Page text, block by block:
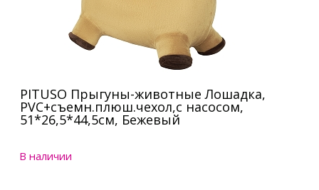
PITUSO Прыгуны-животные Лошадка,
PVC+съемн.плюш.чехол,с насосом,
51*26,5*44,5см, Бежевый
В наличии